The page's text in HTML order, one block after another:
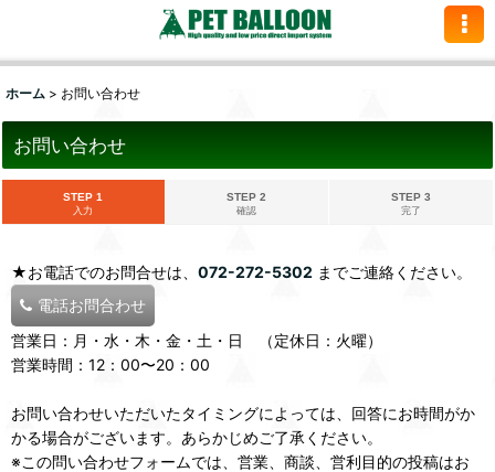
ホーム > お問い合わせ
お問い合わせ
STEP 1
入力
STEP 2
確認
STEP 3
完了
★お電話でのお問合せは、 072-272-5302 までご連絡ください。
電話お問合わせ
営業日：月・水・木・金・土・日 （定休日：火曜）
営業時間：12：00〜20：00
お問い合わせいただいたタイミングによっては、回答にお時間がか
かる場合がございます。あらかじめご了承ください。
※この問い合わせフォームでは、営業、商談、営利目的の投稿はお